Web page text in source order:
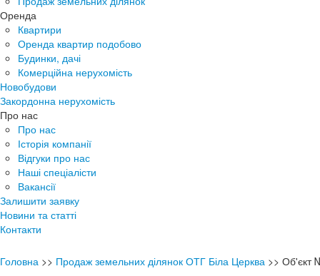
Оренда
Квартири
Оренда квартир подобово
Будинки, дачі
Комерційна нерухомість
Новобудови
Закордонна нерухомість
Про нас
Про нас
Історія компанії
Відгуки про нас
Наші спеціалісти
Вакансії
Залишити заявку
Новини та статті
Контакти
Головна >> Продаж земельних ділянок ОТГ Біла Церква >> Об'єкт